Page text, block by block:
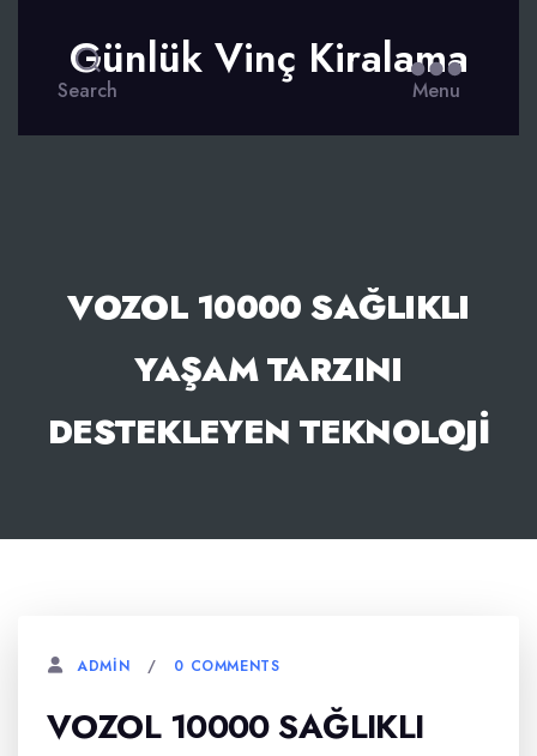
Search
Günlük Vinç Kiralama
Menu
VOZOL 10000 SAĞLIKLI
YAŞAM TARZINI
DESTEKLEYEN TEKNOLOJI
ADMIN 0 COMMENTS
VOZOL 10000 SAĞLIKLI